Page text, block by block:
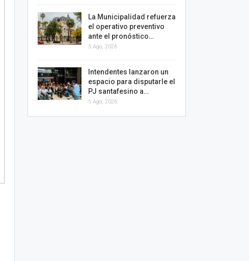
La Municipalidad refuerza
el operativo preventivo
ante el pronóstico…
5 Ago, 2026
Intendentes lanzaron un
espacio para disputarle el
PJ santafesino a…
5 Ago, 2026